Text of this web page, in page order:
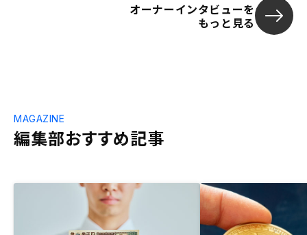
オーナーインタビューを
もっと見る
編集部おすすめ記事
MAGAZINE